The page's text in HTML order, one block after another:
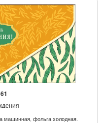
машинная, фольга холодная.